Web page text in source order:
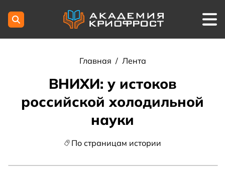
Главная / Лента
ВНИХИ: у истоков
российской холодильной
науки
По страницам истории